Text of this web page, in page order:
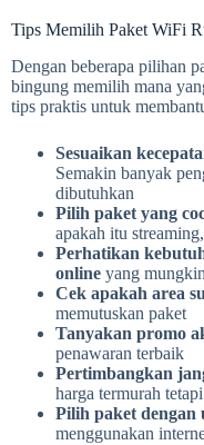
Tips Memilih Paket WiFi
Dengan beberapa pilihan
bingung memilih mana
tips praktis untuk
Sesuaikan
Semakin banyak
dibutuhkan
Pilih paket yang
apakah itu
Perhatikan
online yang
Cek apakah area
memutuskan paket
Tanyakan promo
penawaran terbaik
Pertimbangkan
harga termurah
Pilih paket dengan
menggunakan